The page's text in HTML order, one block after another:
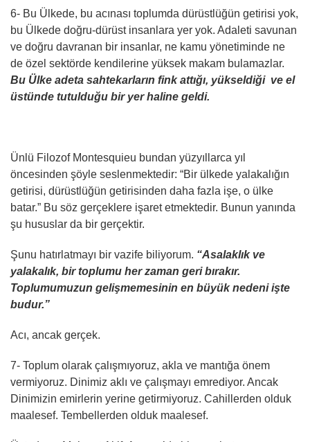
6- Bu Ülkede, bu acınası toplumda dürüstlüğün getirisi yok,
bu Ülkede doğru-dürüst insanlara yer yok. Adaleti savunan
ve doğru davranan bir insanlar, ne kamu yönetiminde ne
de özel sektörde kendilerine yüksek makam bulamazlar.
Bu Ülke adeta sahtekarların fink attığı, yükseldiği ve el
üstünde tutulduğu bir yer haline geldi.
Ünlü Filozof Montesquieu bundan yüzyıllarca yıl
öncesinden şöyle seslenmektedir: “Bir ülkede yalakalığın
getirisi, dürüstlüğün getirisinden daha fazla işe, o ülke
batar.” Bu söz gerçeklere işaret etmektedir. Bunun yanında
şu hususlar da bir gerçektir.
Şunu hatırlatmayı bir vazife biliyorum. “Asalaklık ve
yalakalık, bir toplumu her zaman geri bırakır.
Toplumumuzun gelişmemesinin en büyük nedeni işte
budur.”
Acı, ancak gerçek.
7- Toplum olarak çalışmıyoruz, akla ve mantığa önem
vermiyoruz. Dinimiz aklı ve çalışmayı emrediyor. Ancak
Dinimizin emirlerin yerine getirmiyoruz. Cahillerden olduk
maalesef. Tembellerden olduk maalesef.